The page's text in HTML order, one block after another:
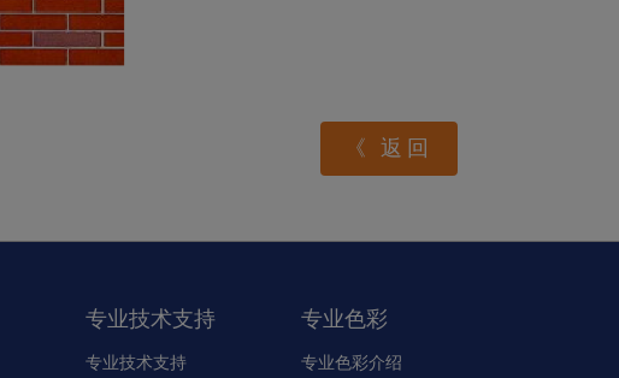
《 返回
专业技术支持
专业技术支持
专业色彩
专业色彩介绍